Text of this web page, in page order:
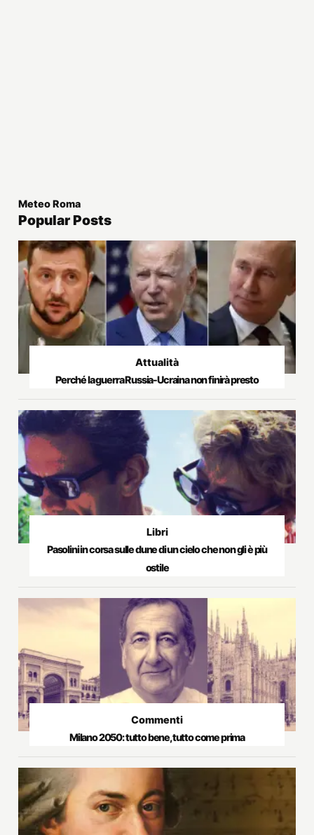
Meteo Roma
Popular Posts
Attualità
Perché la guerra Russia-Ucraina non finirà presto
Libri
Pasolini in corsa sulle dune di un cielo che non gli è più
ostile
Commenti
Milano 2050: tutto bene, tutto come prima